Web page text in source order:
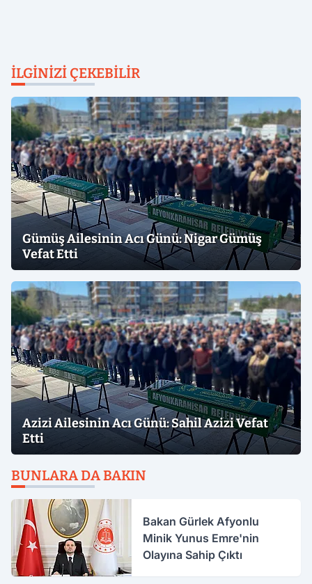
İLGINIZI ÇEKEBILIR
Gümüş Ailesinin Acı Günü: Nigar Gümüş
Vefat Etti
Azizi Ailesinin Acı Günü: Sahil Azizi Vefat
Etti
BUNLARA DA BAKIN
Bakan Gürlek Afyonlu
Minik Yunus Emre'nin
Olayına Sahip Çıktı